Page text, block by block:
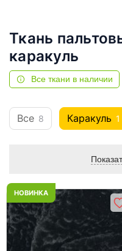
Ткань
каракуль
Все ткани в наличии
Все 8 Каракуль 1
НОВИНКА